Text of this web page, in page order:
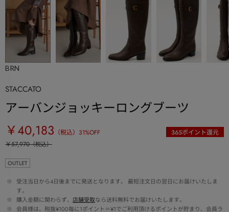
BRN
STACCATO
アーバンジョッキーロングブーツ
￥40,183 （税込） 31%OFF 365ポイント還元
￥57,970（税込）
OUTLET
※
受注当日から4日後までに発送となります。 最短注文日の翌日にお届けいたしま
す。
※
購入金額に関わらず、 店舗受取なら送料無料でお届けいたします。
※
会員様は、税抜¥100毎に1ポイント＝¥1でご利用頂けるポイントが貯まり、会員ラ